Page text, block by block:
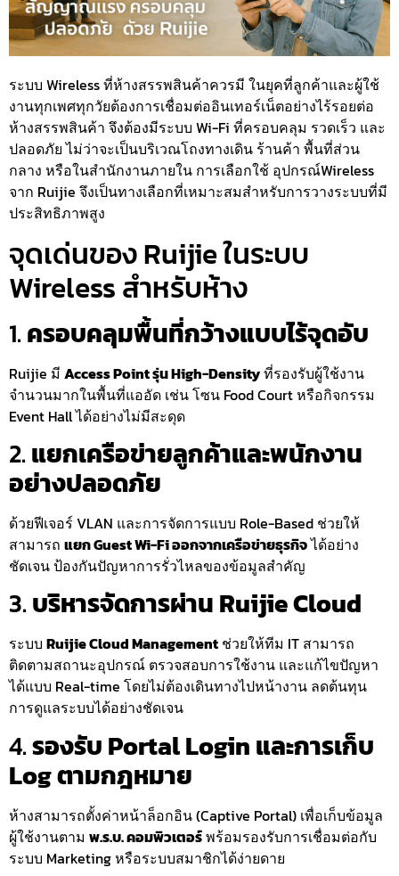
ระบบ Wireless ที่ห้างสรรพสินค้าควรมี ในยุคที่ลูกค้าและผู้ใช้
งานทุกเพศทุกวัยต้องการเชื่อมต่ออินเทอร์เน็ตอย่างไร้รอยต่อ
ห้างสรรพสินค้า จึงต้องมีระบบ Wi-Fi ที่ครอบคลุม รวดเร็ว และ
ปลอดภัย ไม่ว่าจะเป็นบริเวณโถงทางเดิน ร้านค้า พื้นที่ส่วน
กลาง หรือในสำนักงานภายใน การเลือกใช้ อุปกรณ์Wireless
จาก Ruijie จึงเป็นทางเลือกที่เหมาะสมสำหรับการวางระบบที่มี
ประสิทธิภาพสูง
จุดเด่นของ Ruijie ในระบบ
Wireless สำหรับห้าง
1.ครอบคลุมพื้นที่กว้างแบบไร้จุดอับ
Ruijie มี Access Point รุ่น High-Densityที่รองรับผู้ใช้งาน
จำนวนมากในพื้นที่แออัด เช่น โซน Food Court หรือกิจกรรม
Event Hall ได้อย่างไม่มีสะดุด
2.แยกเครือข่ายลูกค้าและพนักงาน
อย่างปลอดภัย
ด้วยฟีเจอร์ VLAN และการจัดการแบบ Role-Based ช่วยให้
สามารถ แยก Guest Wi-Fi ออกจากเครือข่ายธุรกิจได้อย่าง
ชัดเจน ป้องกันปัญหาการรั่วไหลของข้อมูลสำคัญ
3.บริหารจัดการผ่าน Ruijie Cloud
ระบบ Ruijie Cloud Management ช่วยให้ทีม IT สามารถ
ติดตามสถานะอุปกรณ์ ตรวจสอบการใช้งาน และแก้ไขปัญหา
ได้แบบ Real-time โดยไม่ต้องเดินทางไปหน้างาน ลดต้นทุน
การดูแลระบบได้อย่างชัดเจน
4.รองรับ Portal Login และการเก็บ
Log ตามกฎหมาย
ห้างสามารถตั้งค่าหน้าล็อกอิน (Captive Portal) เพื่อเก็บข้อมูล
ผู้ใช้งานตาม พ.ร.บ. คอมพิวเตอร์พร้อมรองรับการเชื่อมต่อกับ
ระบบ Marketing หรือระบบสมาชิกได้ง่ายดาย